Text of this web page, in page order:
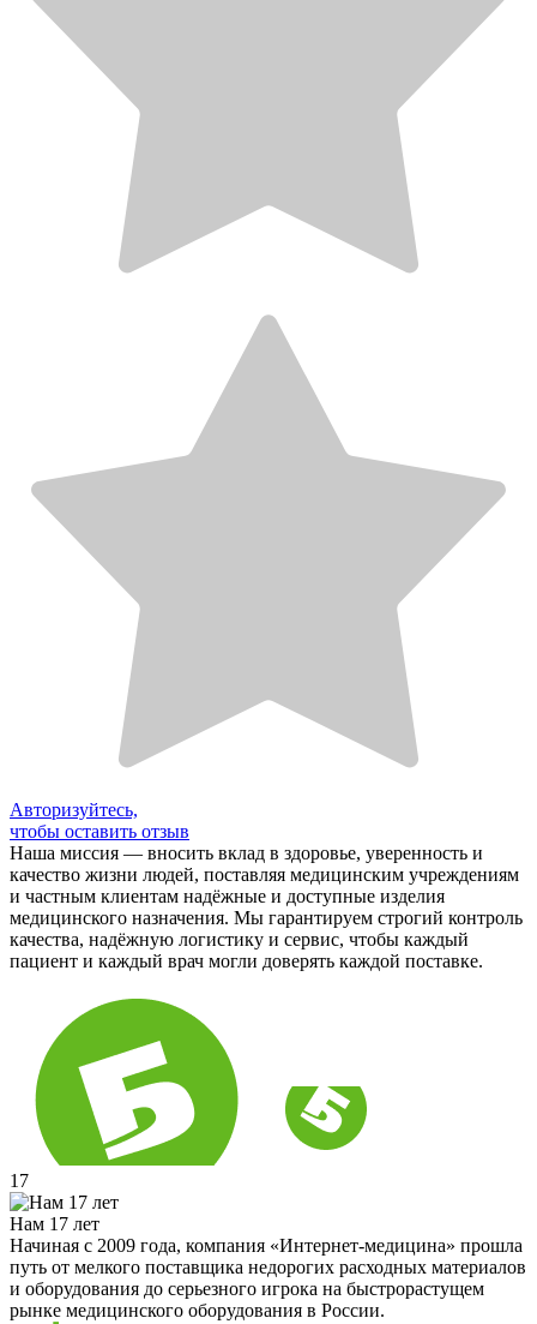
Авторизуйтесь,
чтобы оставить отзыв
Наша миссия — вносить вклад в здоровье, уверенность и
качество жизни людей, поставляя медицинским учреждениям
и частным клиентам надёжные и доступные изделия
медицинского назначения. Мы гарантируем строгий контроль
качества, надёжную логистику и сервис, чтобы каждый
пациент и каждый врач могли доверять каждой поставке.
17
Нам 17 лет
Начиная с 2009 года, компания «Интернет-медицина» прошла
путь от мелкого поставщика недорогих расходных материалов
и оборудования до серьезного игрока на быстрорастущем
рынке медицинского оборудования в России.